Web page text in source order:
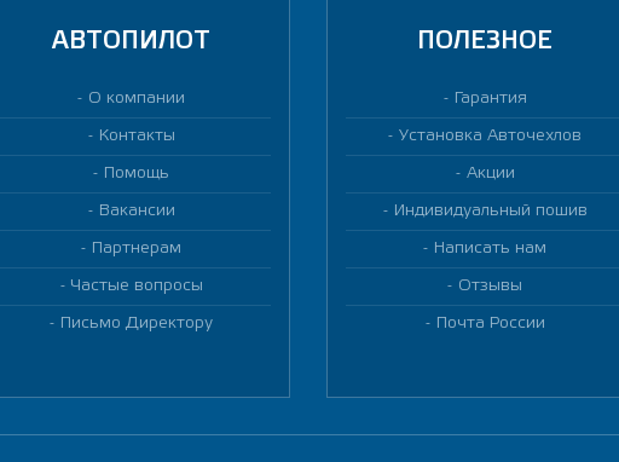
АВТОПИЛОТ
О компании
Контакты
Помощь
Вакансии
Партнерам
Частые вопросы
Письмо Директору
ПОЛЕЗНОЕ
Гарантия
Установка Авточехлов
Акции
Индивидуальный пошив
Написать нам
Отзывы
Почта России